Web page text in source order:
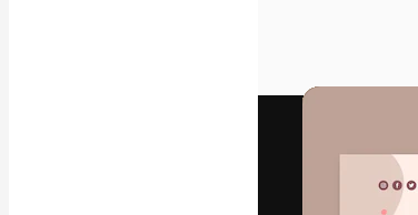
Video
Modelli di video